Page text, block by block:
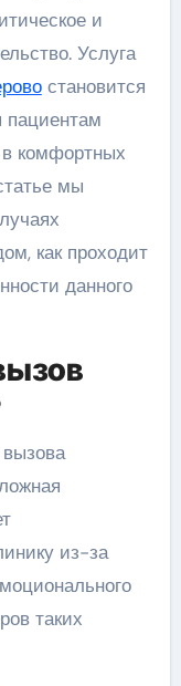
и
Услуга
становится
пациентам
комфортных
мы
как проходит
данного
из-за
таких